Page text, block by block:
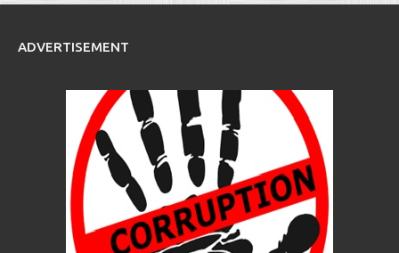
ADVERTISEMENT